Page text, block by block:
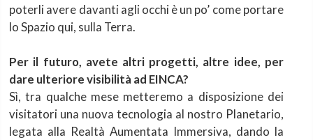
poterli avere davanti agli occhi è un po’ come portare
lo Spazio qui, sulla Terra.
Per il futuro, avete altri progetti, altre idee, per
dare ulteriore visibilità ad EINCA?
Sì, tra qualche mese metteremo a disposizione dei
visitatori una nuova tecnologia al nostro Planetario,
legata alla Realtà Aumentata Immersiva, dando la